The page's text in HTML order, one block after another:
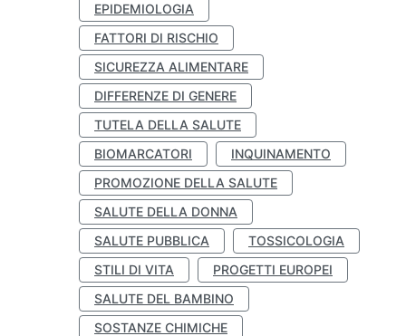
EPIDEMIOLOGIA
FATTORI DI RISCHIO
SICUREZZA ALIMENTARE
DIFFERENZE DI GENERE
TUTELA DELLA SALUTE
BIOMARCATORI
INQUINAMENTO
PROMOZIONE DELLA SALUTE
SALUTE DELLA DONNA
SALUTE PUBBLICA
TOSSICOLOGIA
STILI DI VITA
PROGETTI EUROPEI
SALUTE DEL BAMBINO
SOSTANZE CHIMICHE